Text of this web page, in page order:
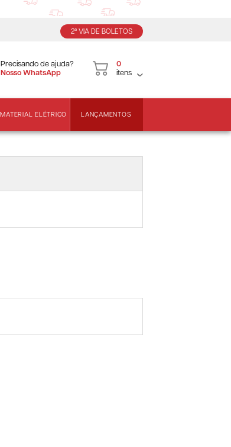
2ª VIA DE BOLETOS
Precisando de ajuda?
Nosso WhatsApp
0
itens
MATERIAL ELÉTRICO LANÇAMENTOS